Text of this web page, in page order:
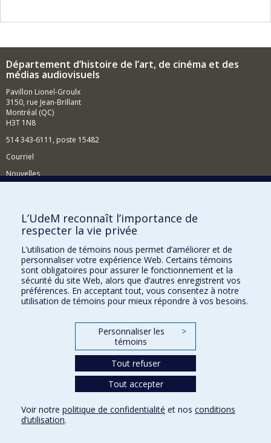
Département d’histoire de l’art, de cinéma et des
médias audiovisuels
Pavillon Lionel-Groulx
3150, rue Jean-Brillant
Montréal (QC)
H3T 1N8
514 343-6111, poste 15482
Courriel
Nouvelles
Comment soutenir le Département?
BESOIN D'AIDE?
Plan du site
Signaler une erreur
Accessibilité
FACULTÉ DES ARTS ET DES SCIENCES
Nos départements et écoles
Conditions d’utilisation
L’UdeM reconnaît l’importance de
respecter la vie privée
L’utilisation de témoins nous permet d’améliorer et de
personnaliser votre expérience Web. Certains témoins
sont obligatoires pour assurer le fonctionnement et la
sécurité du site Web, alors que d’autres enregistrent vos
préférences. En acceptant tout, vous consentez à notre
utilisation de témoins pour mieux répondre à vos besoins.
Personnaliser les
témoins
>
Tout refuser
Tout accepter
Voir notre politique de confidentialité et nos conditions
d’utilisation.